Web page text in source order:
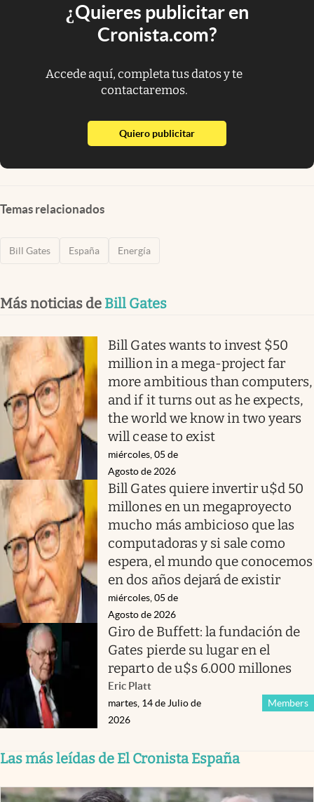
¿Quieres publicitar en
Cronista.com?
Accede aquí, completa tus datos y te
contactaremos.
Quiero publicitarabre en nueva pestaña
Temas relacionados
Bill Gates España Energía
Más noticias de Bill Gates
Bill Gates wants to invest $50
million in a mega-project far
more ambitious than computers,
and if it turns out as he expects,
the world we know in two years
will cease to exist
miércoles, 05 de
Agosto de 2026
Bill Gates quiere invertir u$d 50
millones en un megaproyecto
mucho más ambicioso que las
computadoras y si sale como
espera, el mundo que conocemos
en dos años dejará de existir
miércoles, 05 de
Agosto de 2026
Giro de Buffett: la fundación de
Gates pierde su lugar en el
reparto de u$s 6.000 millones
Eric Platt
Members
martes, 14 de Julio de
2026
Las más leídas de El Cronista España